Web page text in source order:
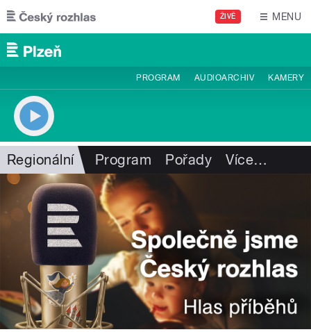
Přejít k hlavnímu obsahu
ŽIVĚ MENU
PROGRAM AUDIOARCHIV KAMERY
Regionální Program Pořady Více…